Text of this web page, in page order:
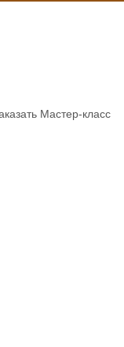
Мастер-класс